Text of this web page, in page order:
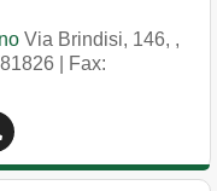
Via Brindisi, 146, ,
| Fax: